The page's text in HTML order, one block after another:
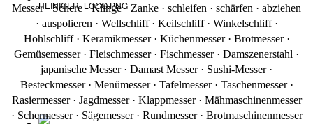
Messer · Schere · Klinge · Zanke · schleifen · schärfen · abziehen
· auspolieren · Wellschliff · Keilschliff · Winkelschliff ·
Hohlschliff · Keramikmesser · Küchenmesser · Brotmesser ·
Gemüsemesser · Fleischmesser · Fischmesser · Damszenerstahl ·
japanische Messer · Damast Messer · Sushi-Messer ·
Besteckmesser · Menümesser · Tafelmesser · Taschenmesser ·
Rasiermesser · Jagdmesser · Klappmesser · Mähmaschinenmesser
· Schermesser · Sägemesser · Rundmesser · Brotmaschinenmesser